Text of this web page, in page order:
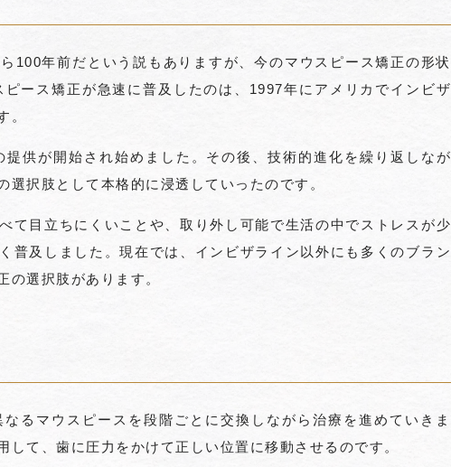
100年前だという説もありますが、今のマウスピース矯正の形状
ース矯正が急速に普及したのは、1997年にアメリカでインビザ
。
供が開始され始めました。その後、技術的進化を繰り返しなが
択肢として本格的に浸透していったのです。
て目立ちにくいことや、取り外し可能で生活の中でストレスが少
普及しました。現在では、インビザライン以外にも多くのブラン
の選択肢があります。
るマウスピースを段階ごとに交換しながら治療を進めていきま
て、歯に圧力をかけて正しい位置に移動させるのです。